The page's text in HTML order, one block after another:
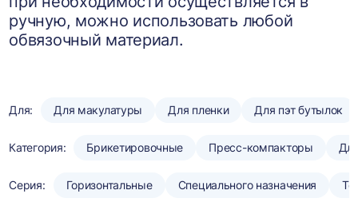
ручную, можно использовать любой
обвязочный материал.
Для: Для макулатуры Для пленки Для пэт бутылок
Категория: Брикетировочные Пресс-компакторы
Серия: Горизонтальные Специального назначения